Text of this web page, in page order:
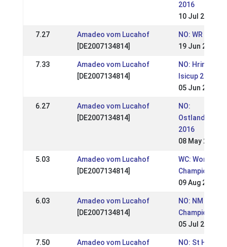
2016
10 Jul 2016
7.27
Amadeo vom Lucahof
[DE2007134814]
NO: WR
19 Jun 2016
7.33
Amadeo vom Lucahof
[DE2007134814]
NO:
Isicup 2016
05 Jun 2016
6.27
Amadeo vom Lucahof
[DE2007134814]
NO:
2016
08 May 2016
5.03
Amadeo vom Lucahof
[DE2007134814]
WC: World
09 Aug 2015
6.03
Amadeo vom Lucahof
[DE2007134814]
NO: NM -
05 Jul 2015
7.50
Amadeo vom Lucahof
NO: St Hans